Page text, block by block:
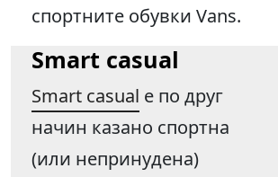
спортните обувки Vans.
Smart casual
Smart casual е по друг
начин казано спортна
(или непринудена)